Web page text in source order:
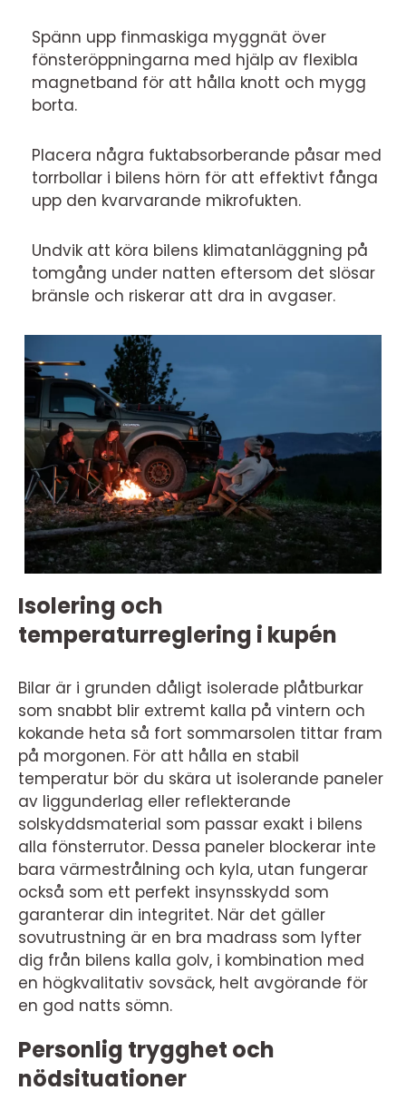
Spänn upp finmaskiga myggnät över
fönsteröppningarna med hjälp av flexibla
magnetband för att hålla knott och mygg
borta.
Placera några fuktabsorberande påsar med
torrbollar i bilens hörn för att effektivt fånga
upp den kvarvarande mikrofukten.
Undvik att köra bilens klimatanläggning på
tomgång under natten eftersom det slösar
bränsle och riskerar att dra in avgaser.
Isolering och
temperaturreglering i kupén
Bilar är i grunden dåligt isolerade plåtburkar
som snabbt blir extremt kalla på vintern och
kokande heta så fort sommarsolen tittar fram
på morgonen. För att hålla en stabil
temperatur bör du skära ut isolerande paneler
av liggunderlag eller reflekterande
solskyddsmaterial som passar exakt i bilens
alla fönsterrutor. Dessa paneler blockerar inte
bara värmestrålning och kyla, utan fungerar
också som ett perfekt insynsskydd som
garanterar din integritet. När det gäller
sovutrustning är en bra madrass som lyfter
dig från bilens kalla golv, i kombination med
en högkvalitativ sovsäck, helt avgörande för
en god natts sömn.
Personlig trygghet och
nödsituationer